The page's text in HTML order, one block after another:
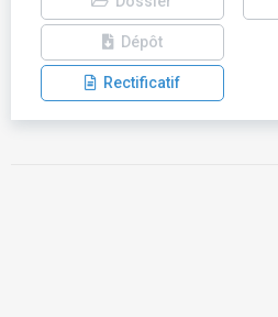
Dépôt
Rectificatif